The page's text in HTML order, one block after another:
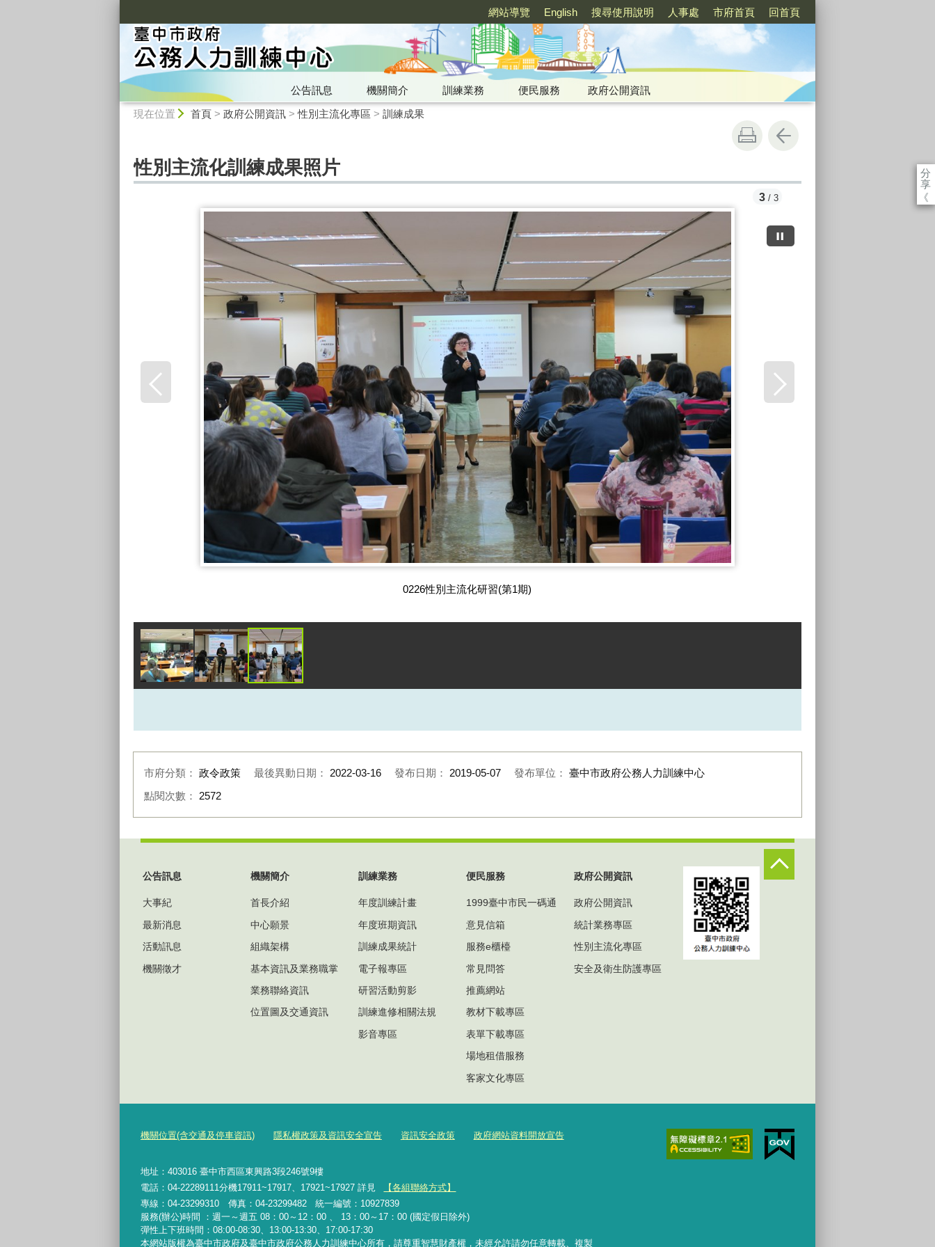
網站導覽 English 搜尋使用說明 人事處 市府首頁 回首頁
公告訊息 機關簡介 訓練業務 便民服務
政府公開資訊
現在位置 首頁> 政府公開資訊>性別主流化專區 > 訓練成果
分
享
《
性別主流化訓練成果照片
0226性別主流化研習(第1期)
3 / 3
市府分類： 政令政策 最後異動日期： 2022-03-16 發布日期： 2019-05-07 發布單位： 臺中市政府公務人力訓練中心
點閱次數： 2572
公告訊息
大事紀
最新消息
活動訊息
機關徵才
機關簡介
首長介紹
中心願景
組織架構
基本資訊及業務職掌
業務聯絡資訊
位置圖及交通資訊
訓練業務
年度訓練計畫
年度班期資訊
訓練成果統計
電子報專區
研習活動剪影
訓練進修相關法規
影音專區
便民服務
1999臺中市民一碼通
意見信箱
服務e櫃檯
常見問答
推薦網站
教材下載專區
表單下載專區
場地租借服務
客家文化專區
政府公開資訊
政府公開資訊
統計業務專區
性別主流化專區
安全及衛生防護專區
機關位置(含交通及停車資訊) 隱私權政策及資訊安全宣告 資訊安全政策 政府網站資料開放宣告
地址：403016 臺中市西區東興路3段246號9樓
電話：04-22289111分機17911~17917、17921~17927 詳見
【各組聯絡方式】
專線：04-23299310 傳真：04-23299482 統一編號：10927839
服務(辦公)時間 ：週一～週五 08：00～12：00 、 13：00～17：00 (國定假日除外)
彈性上下班時間：08:00-08:30、13:00-13:30、17:00-17:30
本網站版權為臺中市政府及臺中市政府公務人力訓練中心所有，請尊重智慧財產權，未經允許請勿任意轉載、複製